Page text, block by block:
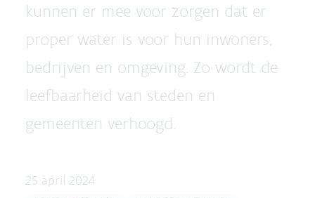
kunnen er mee voor zorgen dat er
proper water is voor hun inwoners,
bedrijven en omgeving. Zo wordt de
leefbaarheid van steden en
gemeenten verhoogd.
25 april 2024